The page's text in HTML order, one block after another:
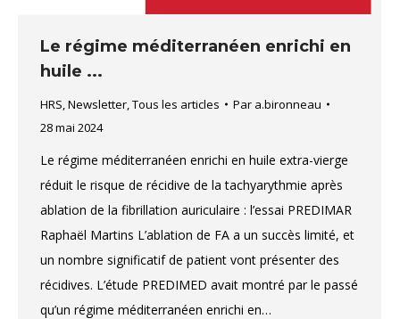
Le régime méditerranéen enrichi en
huile ...
HRS,Newsletter,Tous les articles Par a.bironneau
28 mai 2024
Le régime méditerranéen enrichi en huile extra-vierge
réduit le risque de récidive de la tachyarythmie après
ablation de la fibrillation auriculaire : l’essai PREDIMAR
Raphaël Martins L’ablation de FA a un succès limité, et
un nombre significatif de patient vont présenter des
récidives. L’étude PREDIMED avait montré par le passé
qu’un régime méditerranéen enrichi en…